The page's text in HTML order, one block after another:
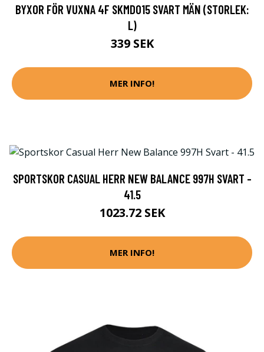
BYXOR FÖR VUXNA 4F SKMD015 SVART MÄN (STORLEK:
L)
339 SEK
MER INFO!
SPORTSKOR CASUAL HERR NEW BALANCE 997H SVART -
41.5
1023.72 SEK
MER INFO!